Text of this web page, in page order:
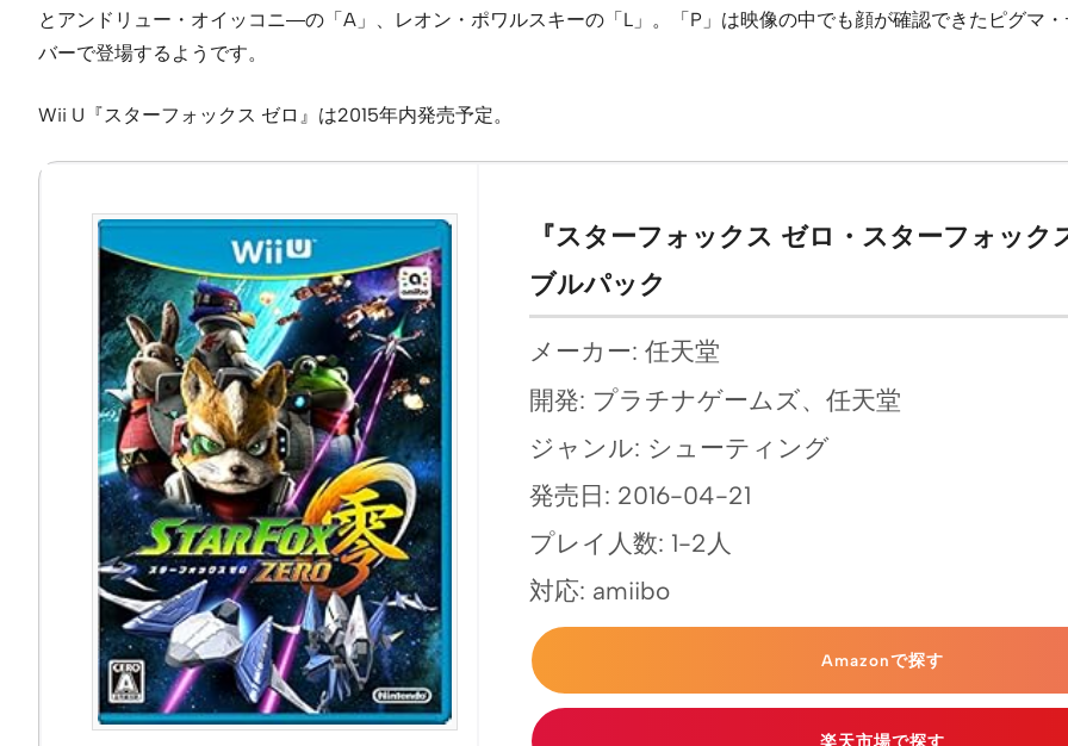
とアンドリュー・オイッコニ―の「A」、レオン・ポワルスキーの「L」。「P」は映像の中でも顔が確認できたピグマ
バーで登場するようです。
Wii U『スターフォックス ゼロ』は2015年内発売予定。
『スターフォックス ゼロ・スターフォック
ブルパック
メーカー: 任天堂
開発: プラチナゲームズ、任天堂
ジャンル: シューティング
発売日: 2016-04-21
プレイ人数: 1-2人
対応: amiibo
Amazonで探す
楽天市場で探す